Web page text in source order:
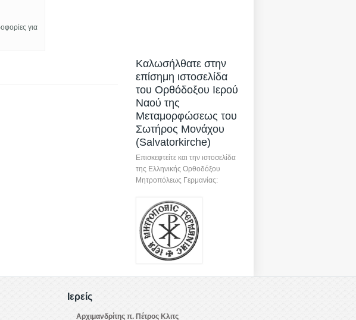
για
Καλωσήλθατε στην
επίσημη ιστοσελίδα
του Ορθόδοξου Ιερού
Ναού της
Μεταμορφώσεως του
Σωτήρος Μονάχου
(Salvatorkirche)
Επισκεφτείτε και την ιστοσελίδα
της Ελληνικής Ορθοδόξου
Μητροπόλεως Γερμανίας:
Ιερείς
Αρχιμανδρίτης π. Πέτρος Κλιτς